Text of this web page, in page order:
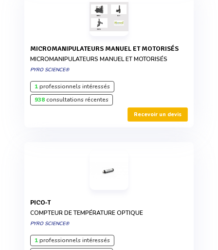
MICROMANIPULATEURS MANUEL ET MOTORISÉS
MICROMANIPULATEURS MANUEL ET MOTORISÉS
PYRO SCIENCE®
1professionnels intéressés
938consultations récentes
Recevoir un devis
PICO-T
COMPTEUR DE TEMPÉRATURE OPTIQUE
PYRO SCIENCE®
1professionnels intéressés